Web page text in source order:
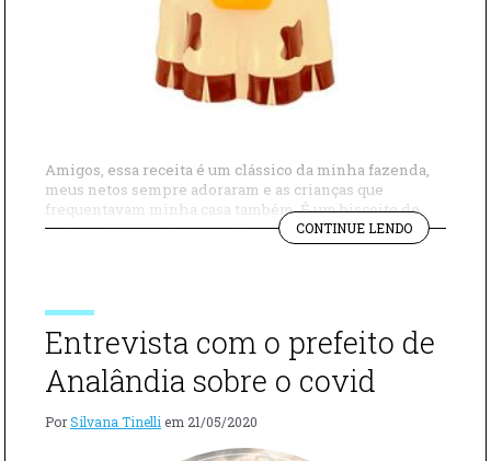
Amigos, essa receita é um clássico da minha fazenda,
meus netos sempre adoraram e as crianças que
frequentavam minha casa também. É um biscoito de
maizena fácil de fazer, você nem precisa de muitos
utensílios: um bowl, uma assadeira, uma colher e uma
CONTINUE LENDO"BISCOITO
DE
Entrevista com o prefeito de
Analândia sobre o covid
PorSilvana Tinelli em 21/05/2020